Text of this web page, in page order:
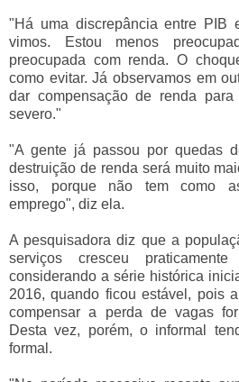
"Há uma discrepância entre PIB
vimos. Estou menos
preocupada com renda. O
como evitar. Já observamos em
dar compensação de renda
severo."
"A gente já passou por quedas
destruição de renda será muito
isso, porque não tem como
emprego", diz ela.
A pesquisadora diz que a
serviços cresceu
considerando a série histórica
2016, quando ficou estável, pois
compensar a perda de vagas
Desta vez, porém, o informal
formal.